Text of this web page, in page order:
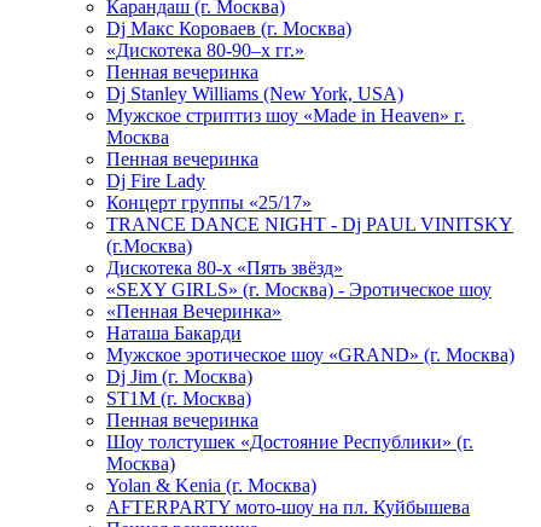
Карандаш (г. Москва)
Dj Макс Короваев (г. Москва)
«Дискотека 80-90–х гг.»
Пенная вечеринка
Dj Stanley Williams (New York, USA)
Мужское стриптиз шоу «Made in Heaven» г.
Москва
Пенная вечеринка
Dj Fire Lady
Концерт группы «25/17»
TRANCE DANCE NIGHT - Dj PAUL VINITSKY
(г.Москва)
Дискотека 80-х «Пять звёзд»
«SEXY GIRLS» (г. Москва) - Эротическое шоу
«Пенная Вечеринка»
Hаташа Бакарди
Мужское эротическое шоу «GRAND» (г. Москва)
Dj Jim (г. Москва)
ST1M (г. Москва)
Пенная вечеринка
Шоу толстушек «Достояние Республики» (г.
Москва)
Yolan & Kenia (г. Москва)
AFTERPARTY мото-шоу на пл. Куйбышева